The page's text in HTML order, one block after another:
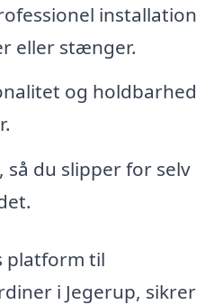
installation
eller stænger.
og holdbarhed
så du slipper for selv
platform til
i Jegerup, sikrer